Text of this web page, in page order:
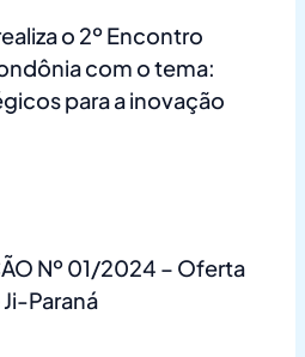
o 2º Encontro
com o tema:
para a inovação
Nº 01/2024 – Oferta
Paraná